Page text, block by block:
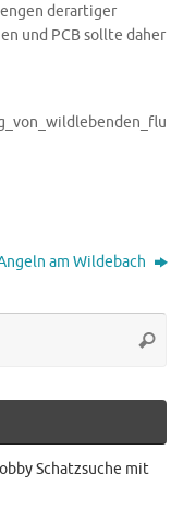
derartiger
und PCB sollte daher
am Wildebach
Schatzsuche mit